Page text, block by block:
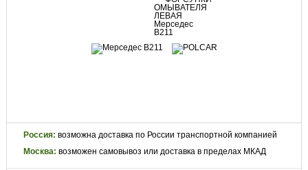
Россия: возможна доставка по России транспортной компанией
Москва: возможен самовывоз или доставка в пределах МКАД